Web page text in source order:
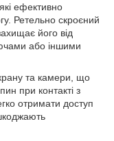
ефективно
Ретельно скроєний
його від
або іншими
та камери, що
при контакті з
отримати доступ